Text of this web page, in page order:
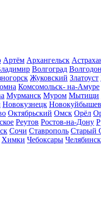
Артём Архангельск
Волгоград
Жуковский Златоуст
Комсомольск- на-Амуре
Мурманск Муром Мытищи
Новокузнецк
Октябрьский Омск Орёл
Реутов Ростов-на-Дону
Сочи Ставрополь Старый
Химки Чебоксары Челябинск